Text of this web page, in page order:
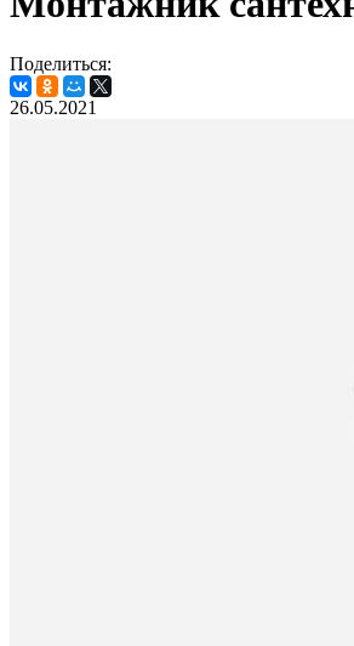
Поделиться:
26.05.2021